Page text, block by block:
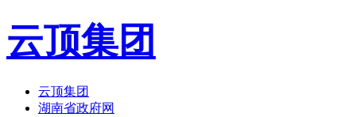
云顶集团
云顶集团
湖南省政府网